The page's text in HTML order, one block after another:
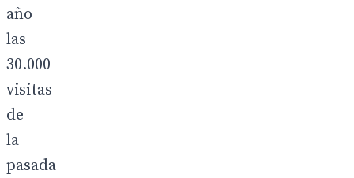
año
las
30.000
visitas
de
la
pasada